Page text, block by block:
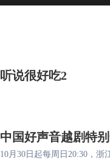
听说很好吃2
中国好声音越剧特
10月30日起每周日20:30，浙